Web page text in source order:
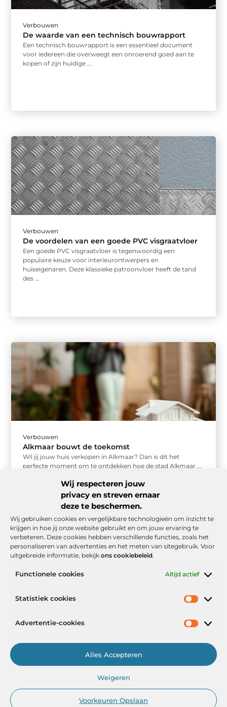
Wij respecteren jouw
privacy en streven ernaar
deze te beschermen.
Wij gebruiken cookies en vergelijkbare technologieën om inzicht te
krijgen in hoe jij onze website gebruikt en om jouw ervaring te
verbeteren. Deze cookies hebben verschillende functies, zoals het
personaliseren van advertenties en het meten van sitegebruik. Voor
uitgebreide informatie, bekijk ons cookiebeleid.
Functionele cookies Altijd actief
Statistiek cookies
Advertentie-cookies
Alles Accepteren
Weigeren
Voorkeuren Opslaan
Verbouwen
De waarde van een technisch bouwrapport
Een technisch bouwrapport is een essentieel document
voor iedereen die overweegt een onroerend goed aan te
kopen of zijn huidige ...
Verbouwen
De voordelen van een goede PVC visgraatvloer
Een goede PVC visgraatvloer is tegenwoordig een
populaire keuze voor interieurontwerpers en
huiseigenaren. Deze klassieke patroonvloer heeft de tand
des ...
Verbouwen
Alkmaar bouwt de toekomst
Wil jij jouw huis verkopen in Alkmaar? Dan is dit het
perfecte moment om te ontdekken hoe de stad Alkmaar ...
Het Portaal voor Inzichten en Inspiratie
— AdviesPortal.nl verzamelt de beste blogs en artikelen om jou te
helpen groeien. Ontdek, leer en laat je inspireren!
Onze informatie